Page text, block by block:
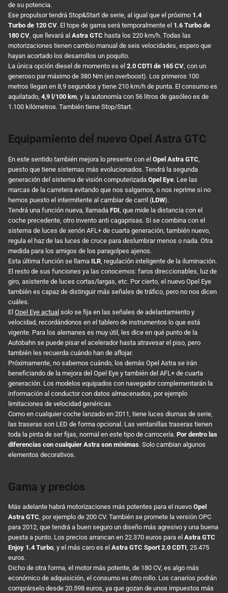
de su potencia.
Ese propulsor tendrá Stop&Start de serie, al igual que el próximo 1.4
Turbo de 120 CV. El tope de gama será temporalmente el 1.6 Turbo de
180 CV , que llevará al Astra GTC hasta los 220 km/h. Todas las
motorizaciones tienen cambio manual de seis velocidades, espero que
hayan acortado los desarrollos un poquito.
La única opción diesel de momento es el 2.0 CDTI de 165 CV , con un
generoso par máximo de 380 Nm (en overboost). Los primeros 100
metros llegan en 8,9 segundos y tiene 210 km/h de punta. El consumo es
aquilatado, 4,9 l/100 km , y la autonomía con 56 litros de gasóleo es de
1.100 kilómetros. También tiene Stop/Start.
Equipamiento del nuevo Opel Astra GTC
En este sentido también mejora lo presente con el Opel Astra GTC
puesto que tiene sistemas más evolucionados. Tendrá la segunda
generación del sistema de visión computerizada Opel Eye. Lee las
marcas de la carretera evitando que nos salgamos, o nos reprime si no
hemos puesto el intermitente al cambiar de carril (LDW).
Tendrá una función nueva, llamada FDI , que mide la distancia con el
coche precedente, otro invento anti cagaprisas. Si se combina con el
sistema de luces de xenón AFL+ de cuarta generación, también nuevo,
regula el haz de las luces de cruce para deslumbrar menos o nada. Otra
medida para los amigos de los paragolpes ajenos.
Esta última función se llama ILR , regulación inteligente de la iluminación.
El resto de sus funciones ya las conocemos: faros direccionables, luz de
giro, asistente de luces cortas/largas, etc. Por cierto, el nuevo Opel Eye
también es capaz de distinguir más señales de tráfico, pero no nos dicen
cuáles.
El Opel Eye actual solo se fija en las señales de adelantamiento y
velocidad, recordándonos en el tablero de instrumentos lo que está
vigente. Para los alemanes es muy útil, les dice en qué punto de la
Autobahn se puede pisar el acelerador hasta atravesar el piso, pero
también les recuerda cuándo han de aflojar.
Próximamente, no sabemos cuándo, los demás Opel Astra se irán
beneficiando de la mejora del Opel Eye y también del AFL+ de cuarta
generación. Los modelos equipados con navegador complementarán la
información al conductor con datos almacenados, por ejemplo
limitaciones de velocidad genéricas.
Como en cualquier coche lanzado en 2011, tiene luces diurnas de serie,
las traseras son LED de forma opcional. Las ventanillas traseras tienen
toda la pinta de ser fijas, normal en este tipo de carrocería. Por dentro las
diferencias con cualquier Astra son mínimas. Solo cambian algunos
elementos decorativos.
Gama y precios
Más adelante habrá motorizaciones más potentes para el nuevo Opel
Astra GTC, por ejemplo de 200 CV. También se promete la versión OPC
para 2012, que tendrá a buen seguro un diseño más agresivo y una buena
puesta a punto. Los precios arrancan en 22.370 euros para el Astra GTC
Enjoy 1.4 Turbo, y el más caro es el Astra GTC Sport 2.0 CDTI, 25.475
euros.
Dicho de otra forma, el motor más potente, de 180 CV, es algo más
económico de adquisición, el consumo es otro rollo. Los canarios podrán
comprárselo desde 20.598 euros, ya que gozan de unos impuestos más